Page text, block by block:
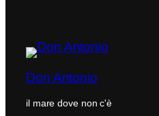
Don Antonio
il mare dove non c'è